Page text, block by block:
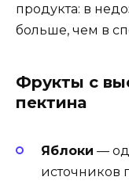
продукта: в
больше, чем в
Фрукты с
пектина
Яблоки —
источников